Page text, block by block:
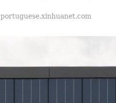
portuguese.xinhuanet.com